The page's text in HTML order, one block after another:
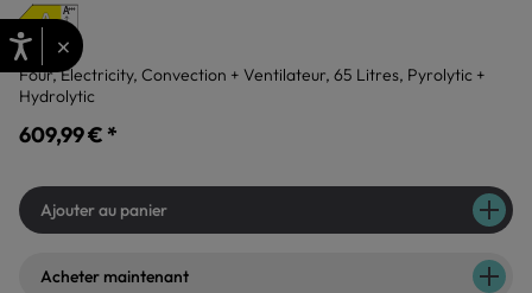
Four, Electricity, Convection + Ventilateur, 65 Litres, Pyrolytic +
Hydrolytic
609,99 € *
Ajouter au panier
Acheter maintenant
×